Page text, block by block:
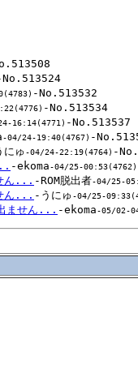
-No.513532
-No.513534
16:14(4771) -No.513537
-04/24-19:40(4767) -
にゅ -04/24-22:19(4764) -
-ekoma-04/25-00:53(4762)
ん... -ROM脱出者-04/25-
ん... -うにゅ -04/25-
せん... -ekoma-05/02-